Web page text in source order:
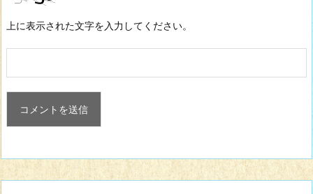
上に表示された文字を入力してください。